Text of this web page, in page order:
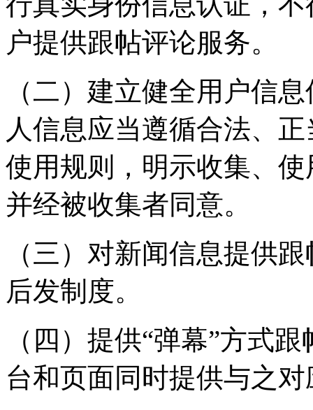
户提供跟帖评论服务。
（二）建立健全用户信
人信息应当遵循合法、
使用规则，明示收集、
并经被收集者同意。
（三）对新闻信息提供
后发制度。
（四）提供“弹幕”方式
台和页面同时提供与之